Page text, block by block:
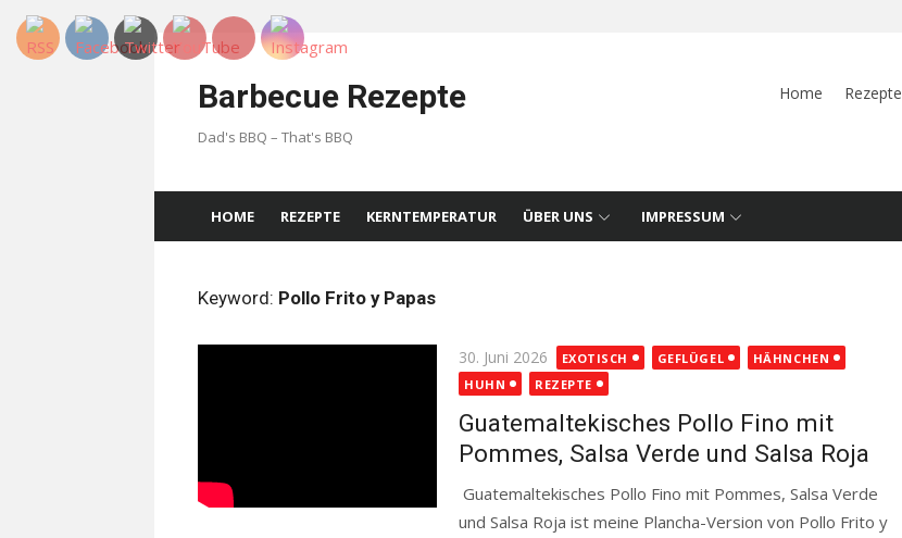
Skip
Barbecue Rezepte
Dad's BBQ – That's BBQ
Home Rezepte
HOME REZEPTE KERNTEMPERATUR ÜBER UNS IMPRESSUM
Keyword: Pollo Frito y Papas
Posted
on
30. Juni 2026 EXOTISCH GEFLÜGEL
HÄHNCHEN
HUHN
REZEPTE
Guatemaltekisches Pollo Fino mit
Pommes, Salsa Verde und Salsa Roja
Guatemaltekisches Pollo Fino mit Pommes, Salsa Verde
und Salsa Roja ist meine Plancha-Version von Pollo Frito y